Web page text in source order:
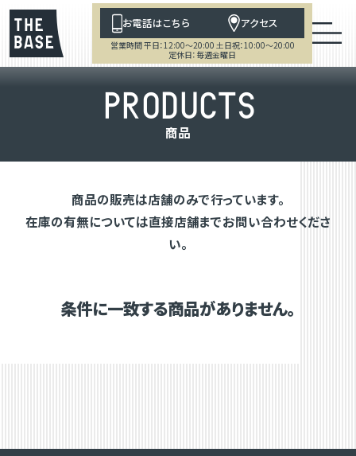
お電話はこちら アクセス
営業時間 平日：12:00～20:00 土日祝：10:00～20:00
定休日：毎週金曜日
PRODUCTS
商品
商品の販売は店舗のみで行っています。
在庫の有無については直接店舗までお問い合わせくださ
い。
条件に一致する商品がありません。